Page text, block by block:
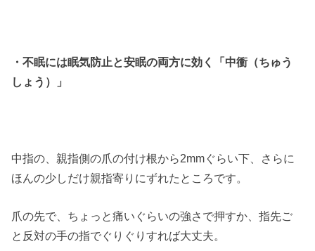
・不眠には眠気防止と安眠の両方に効く「中衝（ちゅう
しょう）」
中指の、親指側の爪の付け根から2mmぐらい下、さらに
ほんの少しだけ親指寄りにずれたところです。
爪の先で、ちょっと痛いぐらいの強さで押すか、指先ご
と反対の手の指でぐりぐりすれば大丈夫。